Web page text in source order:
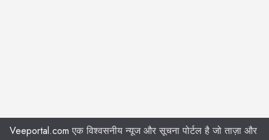
Veeportal.com एक विश्वसनीय न्यूज और सूचना पोर्टल है जो ताज़ा और